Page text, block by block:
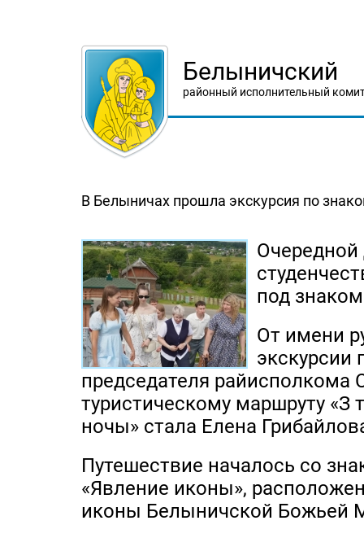
Белыничский
районный исполнительный
В Белыничах прошла экскурсия по
под
От имени
экскурсии
председателя райисполкома
туристическому маршруту
ночы» стала Елена
Путешествие началось со
«Явление иконы»,
иконы Белыничской Божьей